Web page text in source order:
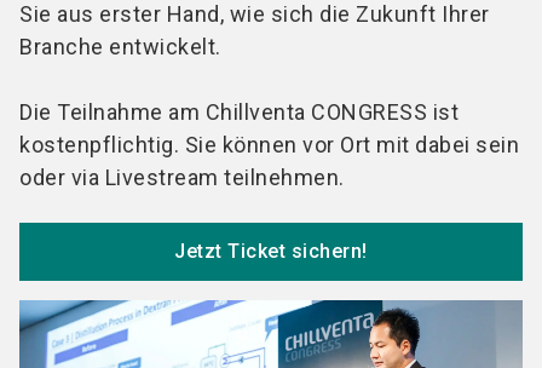
Sie aus erster Hand, wie sich die Zukunft Ihrer
Branche entwickelt.
Die Teilnahme am Chillventa CONGRESS ist
kostenpflichtig. Sie können vor Ort mit dabei sein
oder via Livestream teilnehmen.
Jetzt Ticket sichern!